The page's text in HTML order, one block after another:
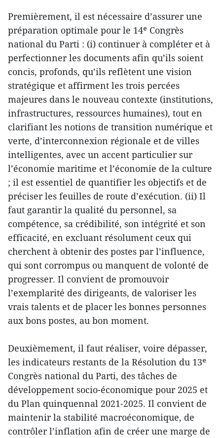
Premièrement, il est nécessaire d’assurer une
préparation optimale pour le 14ᵉ Congrès
national du Parti : (i) continuer à compléter et à
perfectionner les documents afin qu’ils soient
concis, profonds, qu’ils reflètent une vision
stratégique et affirment les trois percées
majeures dans le nouveau contexte (institutions,
infrastructures, ressources humaines), tout en
clarifiant les notions de transition numérique et
verte, d’interconnexion régionale et de villes
intelligentes, avec un accent particulier sur
l’économie maritime et l’économie de la culture
; il est essentiel de quantifier les objectifs et de
préciser les feuilles de route d’exécution. (ii) Il
faut garantir la qualité du personnel, sa
compétence, sa crédibilité, son intégrité et son
efficacité, en excluant résolument ceux qui
cherchent à obtenir des postes par l’influence,
qui sont corrompus ou manquent de volonté de
progresser. Il convient de promouvoir
l’exemplarité des dirigeants, de valoriser les
vrais talents et de placer les bonnes personnes
aux bons postes, au bon moment.
Deuxièmement, il faut réaliser, voire dépasser,
les indicateurs restants de la Résolution du 13ᵉ
Congrès national du Parti, des tâches de
développement socio-économique pour 2025 et
du Plan quinquennal 2021-2025. Il convient de
maintenir la stabilité macroéconomique, de
contrôler l’inflation afin de créer une marge de